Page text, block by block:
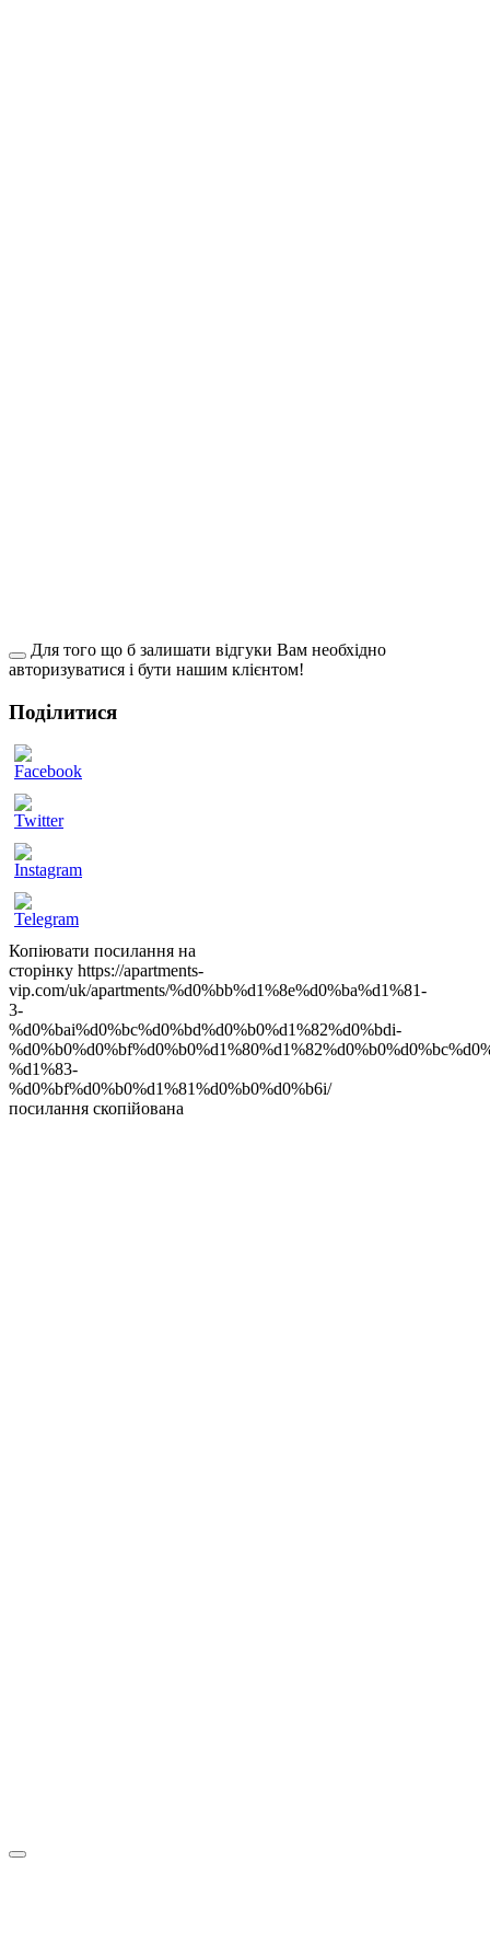
Для того що б залишати відгуки Вам необхідно
авторизуватися і бути нашим клієнтом!
Поділитися
Копіювати посилання на
сторінку https://apartments-
vip.com/uk/apartments/%d0%bb%d1%8e%d0%ba%d1%81-
3-
%d0%bai%d0%bc%d0%bd%d0%b0%d1%82%d0%bdi-
%d1%83-
%d0%bf%d0%b0%d1%81%d0%b0%d0%b6i/
посилання скопійована